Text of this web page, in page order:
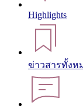
Highlights
ข่าวสารทั้งห